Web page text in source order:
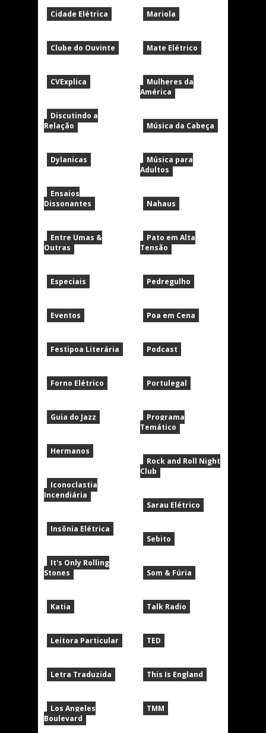
Cidade Elétrica
Clube do Ouvinte
CVExplica
Discutindo a
Relação
Dylanicas
Ensaios
Dissonantes
Entre Umas &
Outras
Especiais
Eventos
Festipoa Literária
Forno Elétrico
Guia do Jazz
Hermanos
Iconoclastia
Incendiária
Insônia Elétrica
It's Only Rolling
Stones
Katia
Leitora Particular
Letra Traduzida
Los Angeles
Boulevard
Mariola
Mate Elétrico
Mulheres da
América
Música da Cabeça
Música para
Adultos
Nahaus
Pato em Alta
Tensão
Pedregulho
Poa em Cena
Podcast
Portulegal
Programa
Temático
Rock and Roll Night
Club
Sarau Elétrico
Sebito
Som & Fúria
Talk Radio
TED
This Is England
TMM